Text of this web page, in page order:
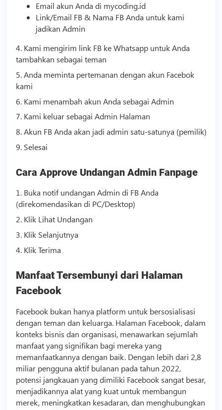
Email akun Anda di mycoding.id
Link/Email FB & Nama FB Anda untuk kami
jadikan Admin
4. Kami mengirim link FB ke Whatsapp untuk Anda
tambahkan sebagai teman
5. Anda meminta pertemanan dengan akun Facebok
kami
6. Kami menambah akun Anda sebagai Admin
7. Kami keluar sebagai Admin Halaman
8. Akun FB Anda akan jadi admin satu-satunya (pemilik)
9. Selesai
Cara Approve Undangan Admin Fanpage
1. Buka notif undangan Admin di FB Anda
(direkomendasikan di PC/Desktop)
2. Klik Lihat Undangan
3. Klik Selanjutnya
4. Klik Terima
Manfaat Tersembunyi dari Halaman
Facebook
Facebook bukan hanya platform untuk bersosialisasi
dengan teman dan keluarga. Halaman Facebook, dalam
konteks bisnis dan organisasi, menawarkan sejumlah
manfaat yang signifikan bagi mereka yang
memanfaatkannya dengan baik. Dengan lebih dari 2,8
miliar pengguna aktif bulanan pada tahun 2022,
potensi jangkauan yang dimiliki Facebook sangat besar,
menjadikannya alat yang kuat untuk membangun
merek, meningkatkan kesadaran, dan menghubungkan